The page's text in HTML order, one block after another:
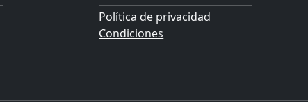
Política de privacidad
Condiciones